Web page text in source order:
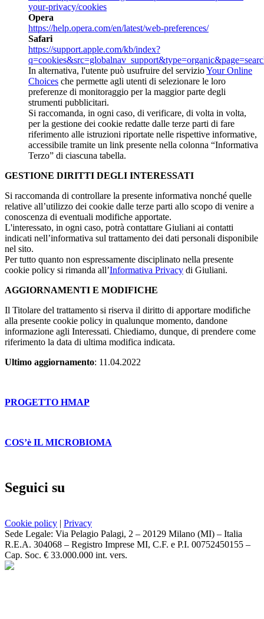
your-privacy/cookies
Opera
https://help.opera.com/en/latest/web-preferences/
Safari
https://support.apple.com/kb/index?
In alternativa, l'utente può usufruire del servizioYour Online
Choices che permette agli utenti di selezionare le loro
preferenze di monitoraggio per la maggior parte degli
strumenti pubblicitari.
Si raccomanda, in ogni caso, di verificare, di volta in volta,
per la gestione dei cookie redatte dalle terze parti di fare
riferimento alle istruzioni riportate nelle rispettive informative,
accessibile tramite un link presente nella colonna “Informativa
Terzo” di ciascuna tabella.
GESTIONE DIRITTI DEGLI INTERESSATI
Si raccomanda di controllare la presente informativa nonché quelle
relative all’utilizzo dei cookie dalle terze parti allo scopo di venire a
conoscenza di eventuali modifiche apportate.
L'interessato, in ogni caso, potrà contattare Giuliani ai contatti
indicati nell’informativa sul trattamento dei dati personali disponibile
nel sito.
Per tutto quanto non espressamente disciplinato nella presente
cookie policy si rimanda all’Informativa Privacy di Giuliani.
AGGIORNAMENTI E MODIFICHE
Il Titolare del trattamento si riserva il diritto di apportare modifiche
alla presente cookie policy in qualunque momento, dandone
informazione agli Interessati. Chiediamo, dunque, di prendere come
riferimento la data di ultima modifica indicata.
Ultimo aggiornamento: 11.04.2022
PROGETTO HMAP
COS’è IL MICROBIOMA
Seguici su
Cookie policy | Privacy
Sede Legale: Via Pelagio Palagi, 2 – 20129 Milano (MI) – Italia
R.E.A. 304068 – Registro Imprese MI, C.F. e P.I. 00752450155 –
Cap. Soc. € 33.000.000 int. vers.